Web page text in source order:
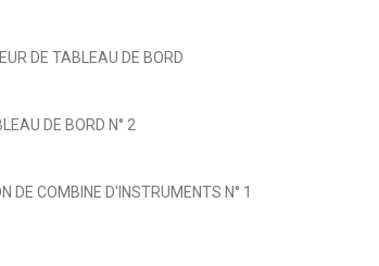
DE TABLEAU DE BORD
DE BORD N° 2
DE COMBINE D'INSTRUMENTS N° 1